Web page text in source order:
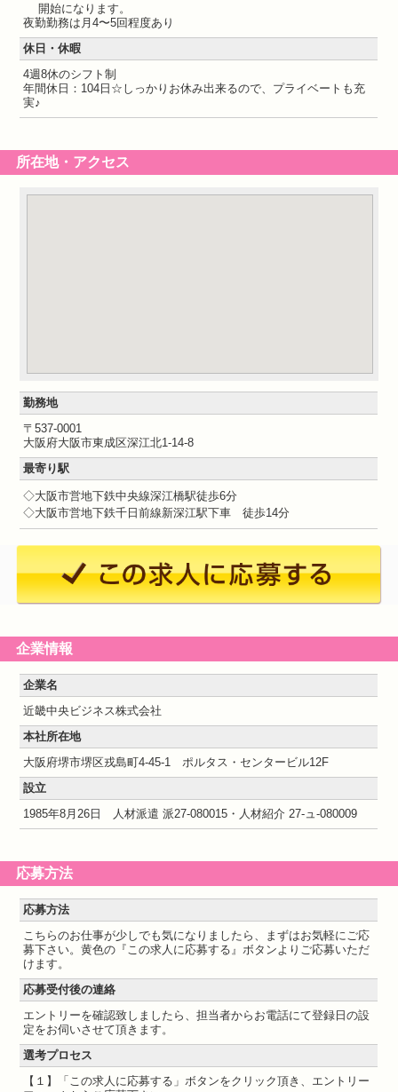
開始になります。
夜勤勤務は月4〜5回程度あり
休日・休暇
4週8休のシフト制
年間休日：104日☆しっかりお休み出来るので、プライベートも充
実♪
所在地・アクセス
勤務地
〒537-0001
大阪府大阪市東成区深江北1-14-8
最寄り駅
◇大阪市営地下鉄中央線深江橋駅徒歩6分
◇大阪市営地下鉄千日前線新深江駅下車 徒歩14分
企業情報
企業名
近畿中央ビジネス株式会社
本社所在地
大阪府堺市堺区戎島町4-45-1 ポルタス・センタービル12F
設立
1985年8月26日 人材派遣 派27-080015・人材紹介 27-ュ-080009
応募方法
応募方法
こちらのお仕事が少しでも気になりましたら、まずはお気軽にご応
募下さい。黄色の『この求人に応募する』ボタンよりご応募いただ
けます。
応募受付後の連絡
エントリーを確認致しましたら、担当者からお電話にて登録日の設
定をお伺いさせて頂きます。
選考プロセス
【１】「この求人に応募する」ボタンをクリック頂き、エントリー